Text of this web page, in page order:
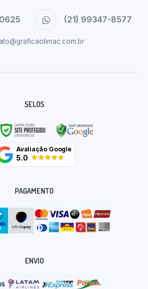
(21) 99347-8577
SELOS
Avaliação Google
5.0
PAGAMENTO
ENVIO